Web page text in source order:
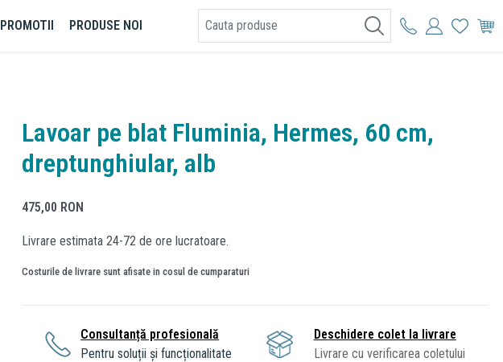
PROMOTII PRODUSE NOI
Lavoar pe blat Fluminia, Hermes, 60 cm,
dreptunghiular, alb
475,00 RON
Livrare estimata 24-72 de ore lucratoare.
Costurile de livrare sunt afisate in cosul de cumparaturi
Consultanță profesională
Pentru soluții și funcționalitate
Deschidere colet la livrare
Livrare cu verificarea coletului